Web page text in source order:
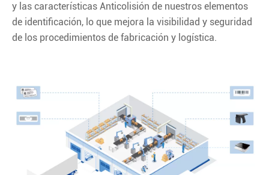
y las características Anticolisión de nuestros elementos
de identificación, lo que mejora la visibilidad y seguridad
de los procedimientos de fabricación y logística.